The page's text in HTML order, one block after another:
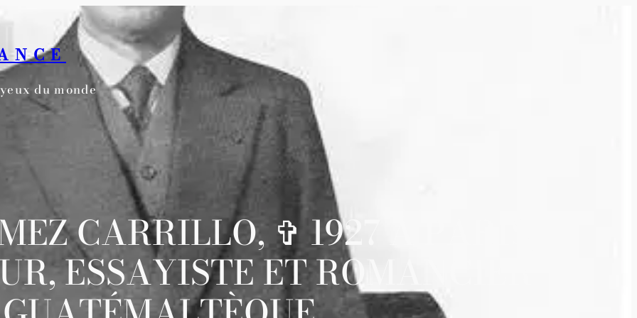
du monde
CARRILLO, ✞ 1927 À PARIS,
ESSAYISTE ET ROMANCIER